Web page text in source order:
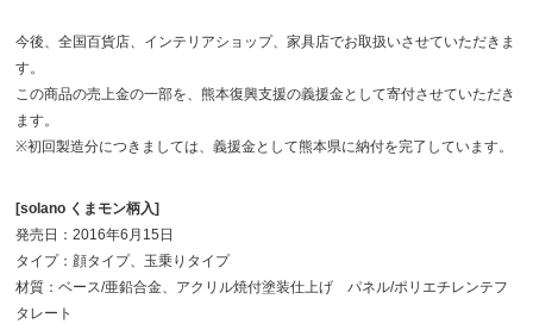
今後、全国百貨店、インテリアショップ、家具店でお取扱いさせていただきま
す。
この商品の売上金の一部を、熊本復興支援の義援金として寄付させていただき
ます。
※初回製造分につきましては、義援金として熊本県に納付を完了しています。
[solano くまモン柄入]
発売日：2016年6月15日
タイプ：顔タイプ、玉乗りタイプ
材質：ベース/亜鉛合金、アクリル焼付塗装仕上げ パネル/ポリエチレンテフ
タレート